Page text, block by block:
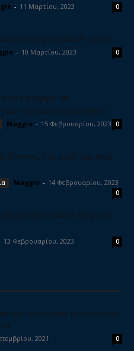
- 11 Μαρτίου, 2023 0
σας με φυσικό τρόπο
- 10 Μαρτίου, 2023 0
καταργεί τη
και την κολονοσκόπηση
Maggie - 15 Φεβρουαρίου, 2023 0
βότανα, για γερή και υγιή
Maggie - 14 Φεβρουαρίου, 2023
0
για βελούδινο δέρμα το
13 Φεβρουαρίου, 2023 0
για διακοπές με αυτοκίνητο
2021 0